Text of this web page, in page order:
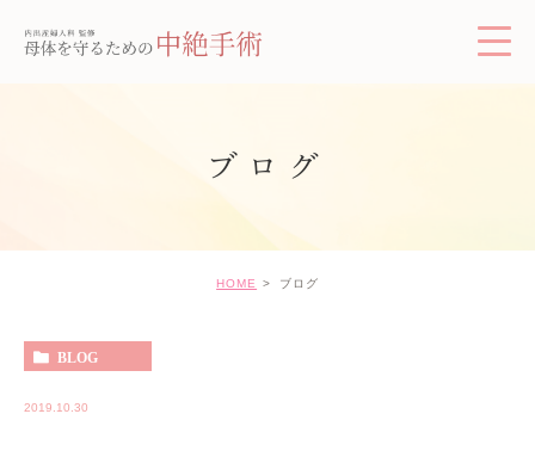
ブログ
HOME ブログ
BLOG
2019.10.30